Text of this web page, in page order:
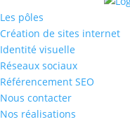
Les pôles
Création de sites internet
Identité visuelle
Réseaux sociaux
Référencement SEO
Nous contacter
Nos réalisations